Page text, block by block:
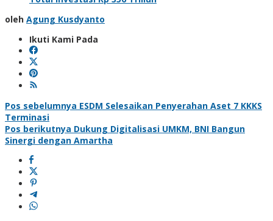
oleh Agung Kusdyanto
Ikuti Kami Pada
Navigasi
pos
Pos sebelumnya ESDM Selesaikan Penyerahan Aset 7 KKKS
Terminasi
Pos berikutnya Dukung Digitalisasi UMKM, BNI Bangun
Sinergi dengan Amartha